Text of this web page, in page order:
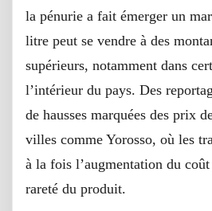
la pénurie a fait émerger un
litre peut se vendre à des
supérieurs, notamment dans
l’intérieur du pays. Des
de hausses marquées des prix
villes comme Yorosso, où les
à la fois l’augmentation du
rareté du produit.